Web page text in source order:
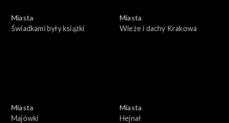
Miasta
Świadkami były książki
Miasta
Wieże i dachy Krakowa
Miasta
Majówki
Miasta
Hejnał